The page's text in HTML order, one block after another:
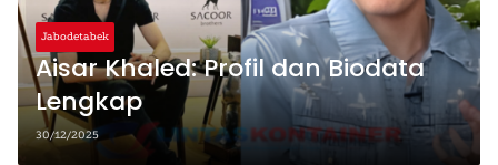
Jabodetabek
Aisar Khaled: Profil dan Biodata
Lengkap
30/12/2025